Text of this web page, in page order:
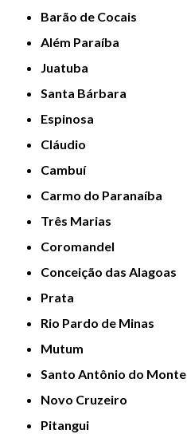
Barão de Cocais
Além Paraíba
Juatuba
Santa Bárbara
Espinosa
Cláudio
Cambuí
Carmo do Paranaíba
Três Marias
Coromandel
Conceição das Alagoas
Prata
Rio Pardo de Minas
Mutum
Santo Antônio do Monte
Novo Cruzeiro
Pitangui